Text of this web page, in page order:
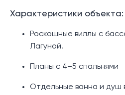
Характеристики объекта:
Роскошные виллы с
Лагуной.
Планы с 4–5 спальнями
Отдельные ванна и душ